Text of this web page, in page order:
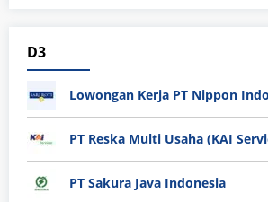
D3
PT Reska Multi Usaha (KAI
PT Sakura Java Indonesia